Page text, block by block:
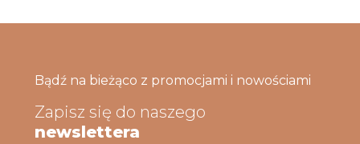
Bądź na bieżąco z promocjami i nowościami
Zapisz się do naszego
newslettera